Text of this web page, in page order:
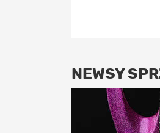
NEWSY